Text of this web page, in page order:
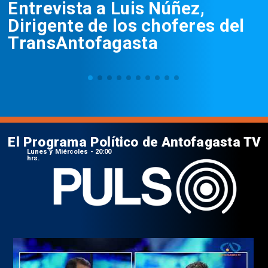
Entrevista a Luis Núñez,
Dirigente de los choferes del
TransAntofagasta
El Programa Político de Antofagasta TV
Lunes y Miércoles - 20:00
hrs.